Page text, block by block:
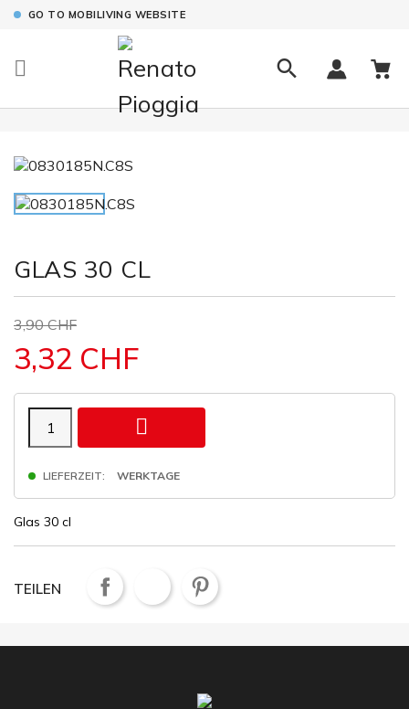
GO TO MOBILIVING WEBSITE

GLAS 30 CL
3,90 CHF
3,32 CHF

LIEFERZEIT: WERKTAGE
Glas 30 cl
TEILEN